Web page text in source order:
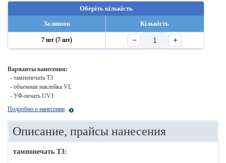
Оберіть кількість
Залишок
Кількість
7 шт (7 шт) − +
Варианты нанесения:
- тампопечать T3
- объемная наклейка VL
- УФ-печать UV1
Подробно о нанесении
Описание, прайсы нанесения
тампопечать T3: